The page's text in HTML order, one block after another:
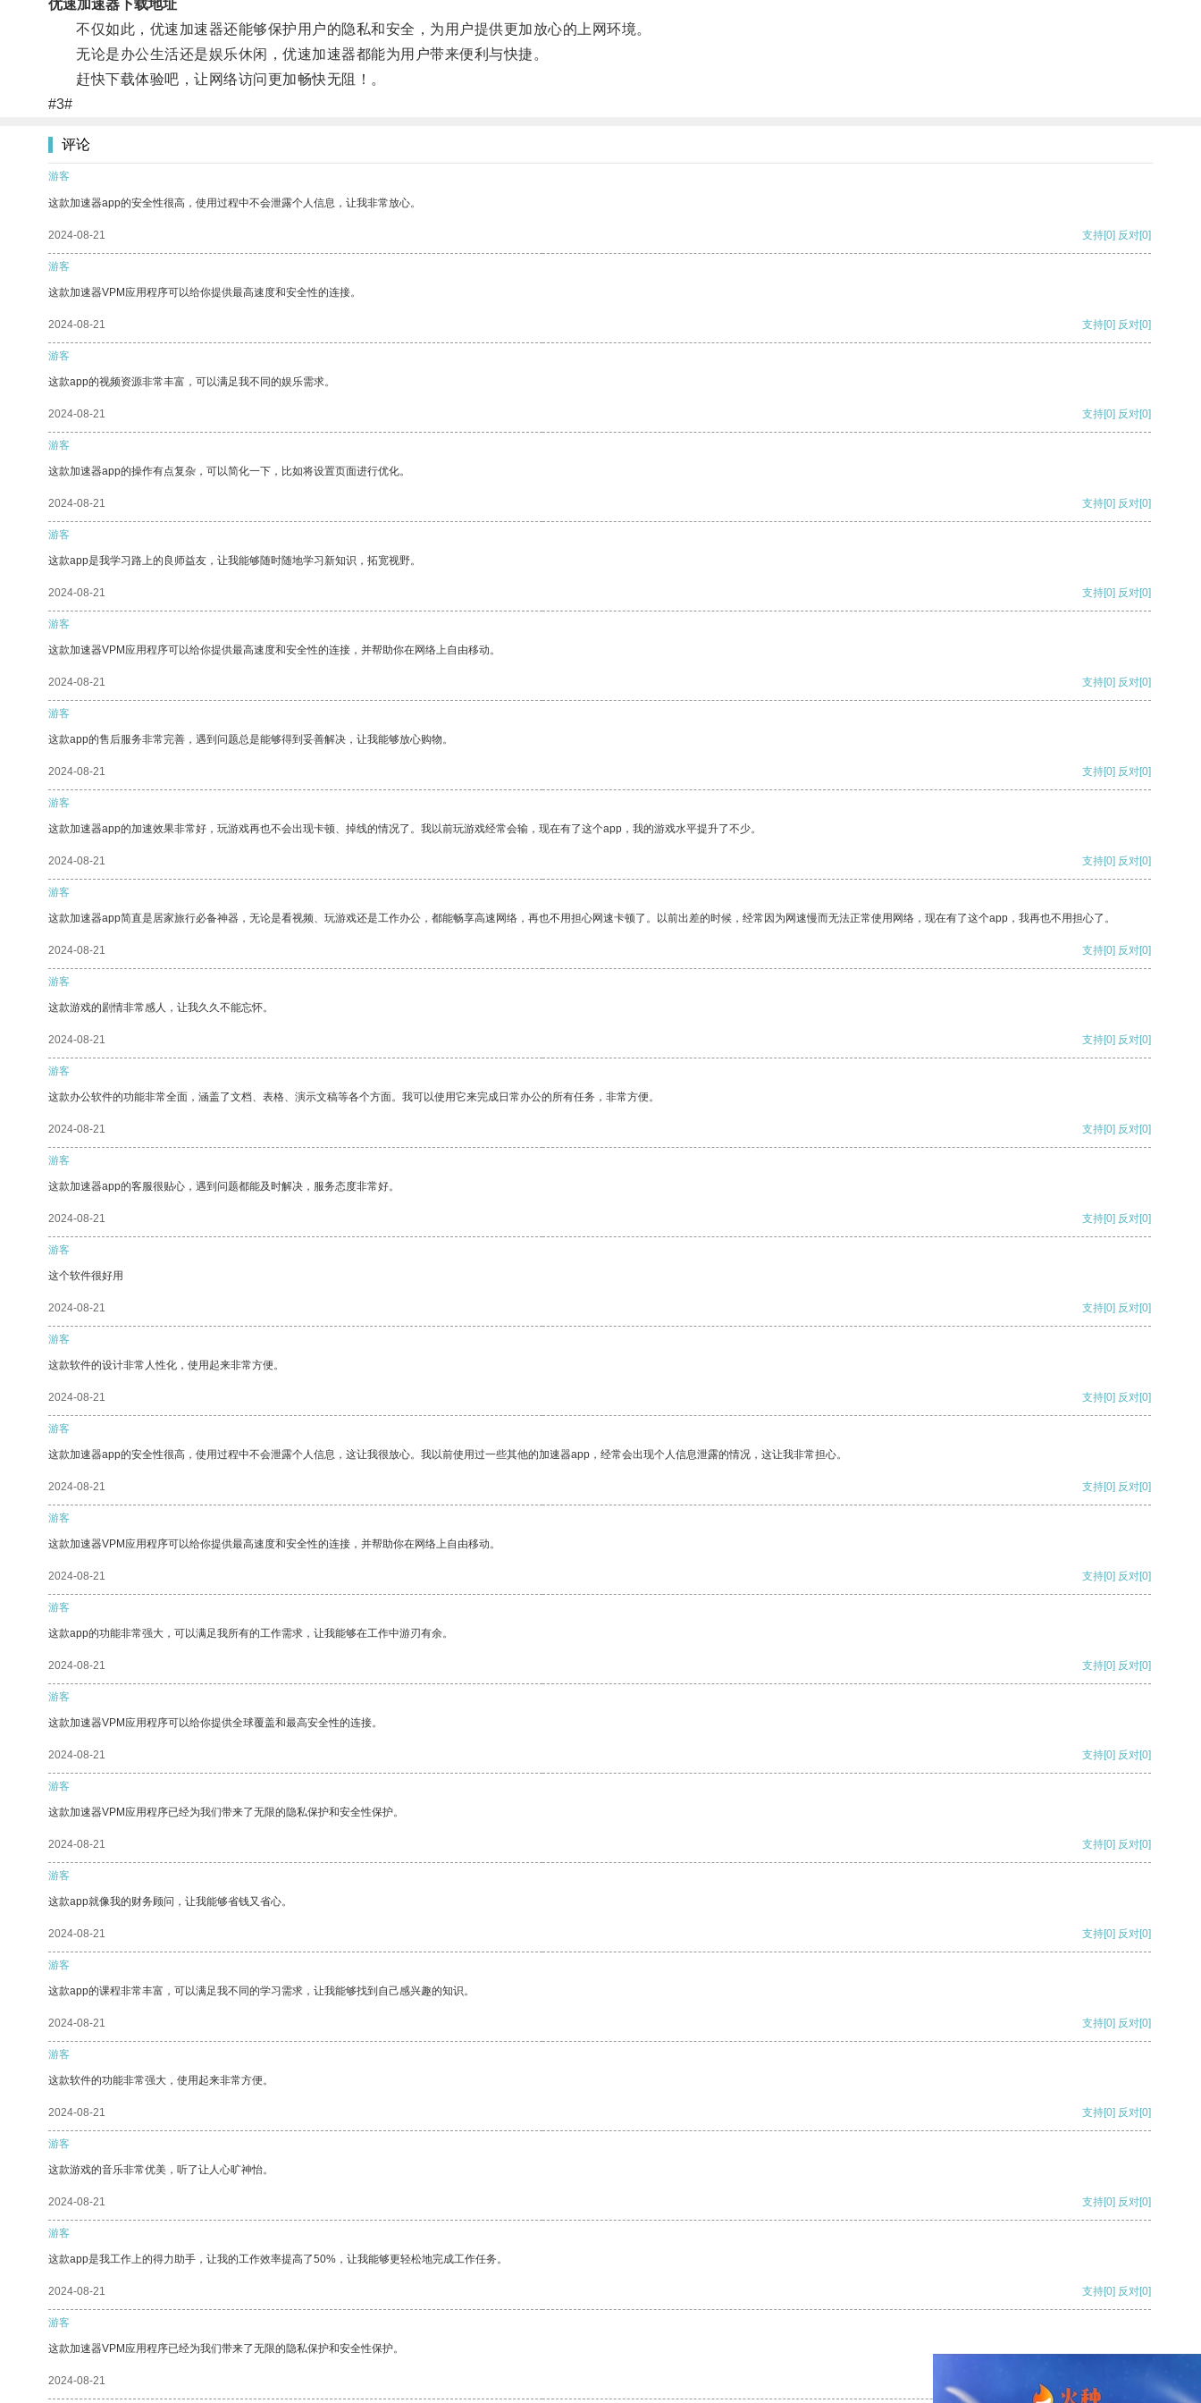
优速加速器下载地址
不仅如此，优速加速器还能够保护用户的隐私和安全，为用户提供更加放心的上网环境。
无论是办公生活还是娱乐休闲，优速加速器都能为用户带来便利与快捷。
赶快下载体验吧，让网络访问更加畅快无阻！。
#3#
评论
游客
这款加速器app的安全性很高，使用过程中不会泄露个人信息，让我非常放心。
2024-08-21 支持[0] 反对[0]
游客
这款加速器VPM应用程序可以给你提供最高速度和安全性的连接。
2024-08-21 支持[0] 反对[0]
游客
这款app的视频资源非常丰富，可以满足我不同的娱乐需求。
2024-08-21 支持[0] 反对[0]
游客
这款加速器app的操作有点复杂，可以简化一下，比如将设置页面进行优化。
2024-08-21 支持[0] 反对[0]
游客
这款app是我学习路上的良师益友，让我能够随时随地学习新知识，拓宽视野。
2024-08-21 支持[0] 反对[0]
游客
这款加速器VPM应用程序可以给你提供最高速度和安全性的连接，并帮助你在网络上自由移动。
2024-08-21 支持[0] 反对[0]
游客
这款app的售后服务非常完善，遇到问题总是能够得到妥善解决，让我能够放心购物。
2024-08-21 支持[0] 反对[0]
游客
这款加速器app的加速效果非常好，玩游戏再也不会出现卡顿、掉线的情况了。我以前玩游戏经常会输，现在有了这个app，我的游戏水平提升了不少。
2024-08-21 支持[0] 反对[0]
游客
这款加速器app简直是居家旅行必备神器，无论是看视频、玩游戏还是工作办公，都能畅享高速网络，再也不用担心网速卡顿了。以前出差的时候，经常因为网速慢而无法正常使用网络，现在有了这个app，我再也不用担心了。
2024-08-21 支持[0] 反对[0]
游客
这款游戏的剧情非常感人，让我久久不能忘怀。
2024-08-21 支持[0] 反对[0]
游客
这款办公软件的功能非常全面，涵盖了文档、表格、演示文稿等各个方面。我可以使用它来完成日常办公的所有任务，非常方便。
2024-08-21 支持[0] 反对[0]
游客
这款加速器app的客服很贴心，遇到问题都能及时解决，服务态度非常好。
2024-08-21 支持[0] 反对[0]
游客
这个软件很好用
2024-08-21 支持[0] 反对[0]
游客
这款软件的设计非常人性化，使用起来非常方便。
2024-08-21 支持[0] 反对[0]
游客
这款加速器app的安全性很高，使用过程中不会泄露个人信息，这让我很放心。我以前使用过一些其他的加速器app，经常会出现个人信息泄露的情况，这让我非常担心。
2024-08-21 支持[0] 反对[0]
游客
这款加速器VPM应用程序可以给你提供最高速度和安全性的连接，并帮助你在网络上自由移动。
2024-08-21 支持[0] 反对[0]
游客
这款app的功能非常强大，可以满足我所有的工作需求，让我能够在工作中游刃有余。
2024-08-21 支持[0] 反对[0]
游客
这款加速器VPM应用程序可以给你提供全球覆盖和最高安全性的连接。
2024-08-21 支持[0] 反对[0]
游客
这款加速器VPM应用程序已经为我们带来了无限的隐私保护和安全性保护。
2024-08-21 支持[0] 反对[0]
游客
这款app就像我的财务顾问，让我能够省钱又省心。
2024-08-21 支持[0] 反对[0]
游客
这款app的课程非常丰富，可以满足我不同的学习需求，让我能够找到自己感兴趣的知识。
2024-08-21 支持[0] 反对[0]
游客
这款软件的功能非常强大，使用起来非常方便。
2024-08-21 支持[0] 反对[0]
游客
这款游戏的音乐非常优美，听了让人心旷神怡。
2024-08-21 支持[0] 反对[0]
游客
这款app是我工作上的得力助手，让我的工作效率提高了50%，让我能够更轻松地完成工作任务。
2024-08-21 支持[0] 反对[0]
游客
这款加速器VPM应用程序已经为我们带来了无限的隐私保护和安全性保护。
2024-08-21